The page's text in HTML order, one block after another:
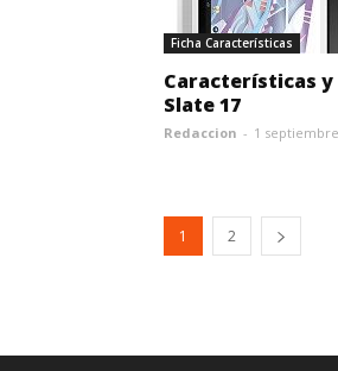
Ficha Características
Características y
Slate 17
Redaccion - 1
1 2